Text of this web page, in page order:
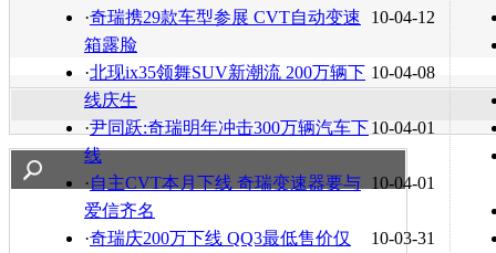
10-04-12
·奇瑞携29款车型参展 CVT自动变速
箱露脸
10-04-08
·北现ix35领舞SUV新潮流 200万辆下
线庆生
10-04-01
·尹同跃:奇瑞明年冲击300万辆汽车下
线
10-04-01
·自主CVT本月下线 奇瑞变速器要与
爱信齐名
10-03-31
·奇瑞庆200万下线 QQ3最低售价仅